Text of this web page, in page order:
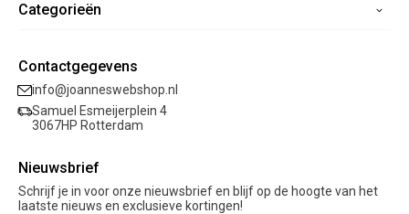
Veelgestelde vragen
Retourneren
Garantie
Registreren
Mijn verlanglijst
Categorieën
Sale
Kleding
Schoenen
Cadeaubon
Contactgegevens
info@joanneswebshop.nl
Samuel Esmeijerplein 4
3067HP Rotterdam
Nieuwsbrief
Schrijf je in voor onze nieuwsbrief en blijf op de hoogte van het
laatste nieuws en exclusieve kortingen!